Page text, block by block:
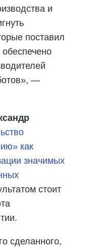
и
поставил
обеспечено
—
как
значимых
стоит
сделанного,